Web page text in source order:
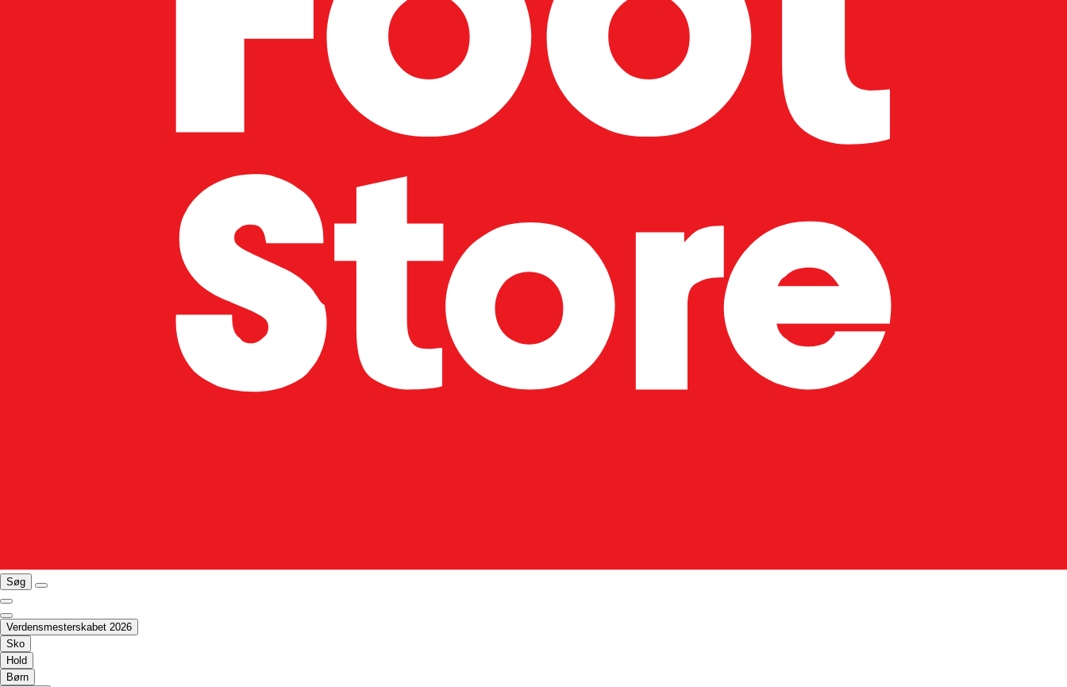
Søg
Verdensmesterskabet 2026
Sko
Hold
Børn